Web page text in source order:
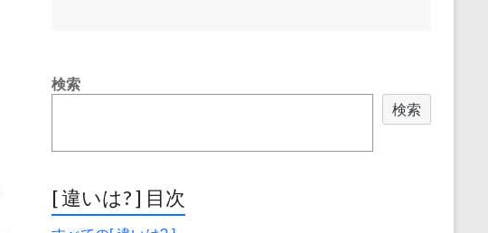
検索
検索
[ 違いは? ] 目次